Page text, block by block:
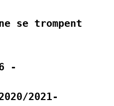
se trompent
-
2021-